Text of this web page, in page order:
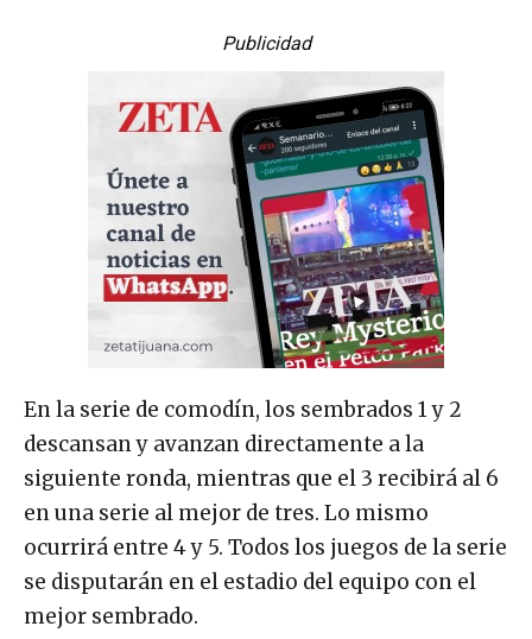
Publicidad
En la serie de comodín, los sembrados 1 y 2
descansan y avanzan directamente a la
siguiente ronda, mientras que el 3 recibirá al 6
en una serie al mejor de tres. Lo mismo
ocurrirá entre 4 y 5. Todos los juegos de la serie
se disputarán en el estadio del equipo con el
mejor sembrado.